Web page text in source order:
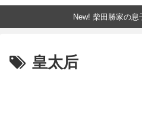
New! 柴田勝家の息
皇太后